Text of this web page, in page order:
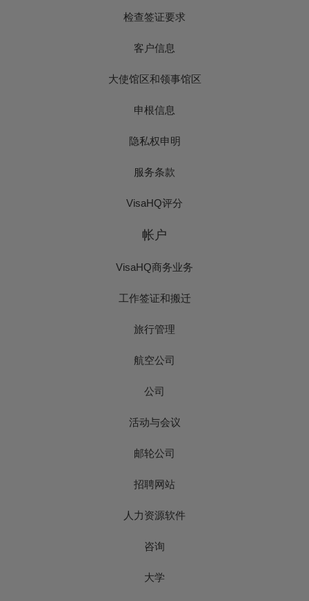
检查签证要求
客户信息
大使馆区和领事馆区
申根信息
隐私权申明
服务条款
VisaHQ评分
帐户
VisaHQ商务业务
工作签证和搬迁
旅行管理
航空公司
公司
活动与会议
邮轮公司
招聘网站
人力资源软件
咨询
大学